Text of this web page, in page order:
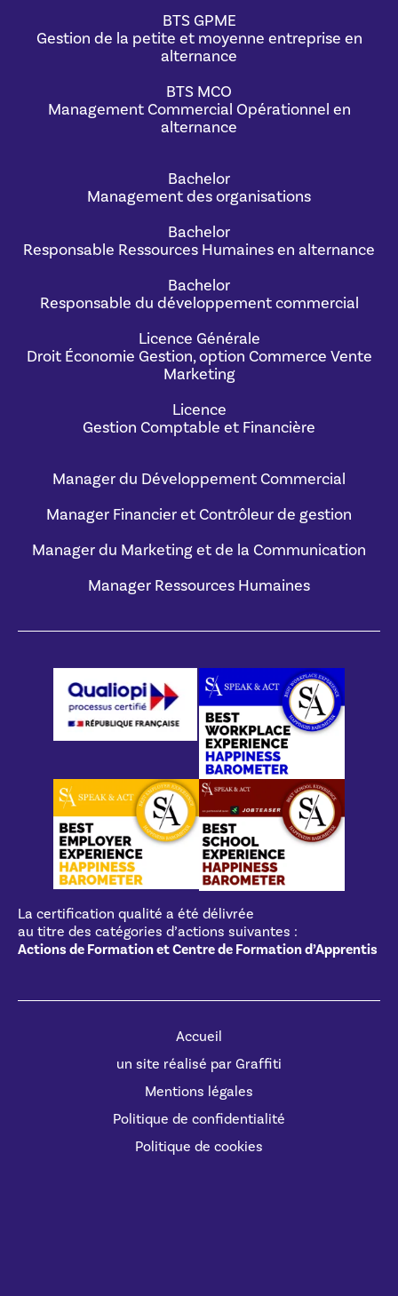
BTS GPME
Gestion de la petite et moyenne entreprise en
alternance
BTS MCO
Management Commercial Opérationnel en
alternance
Bachelor
Management des organisations
Bachelor
Responsable Ressources Humaines en alternance
Bachelor
Responsable du développement commercial
Licence Générale
Droit Économie Gestion, option Commerce Vente
Marketing
Licence
Gestion Comptable et Financière
Manager du Développement Commercial
Manager Financier et Contrôleur de gestion
Manager du Marketing et de la Communication
Manager Ressources Humaines
La certification qualité a été délivrée
au titre des catégories d’actions suivantes :
Actions de Formation et Centre de Formation d’Apprentis
Accueil
un site réalisé par Graffiti
Mentions légales
Politique de confidentialité
Politique de cookies